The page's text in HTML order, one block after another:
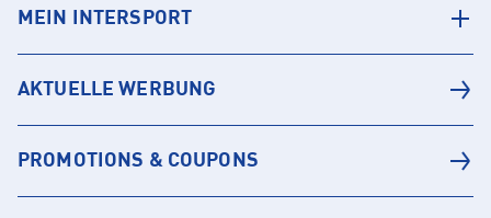
MEIN INTERSPORT
AKTUELLE WERBUNG
PROMOTIONS & COUPONS